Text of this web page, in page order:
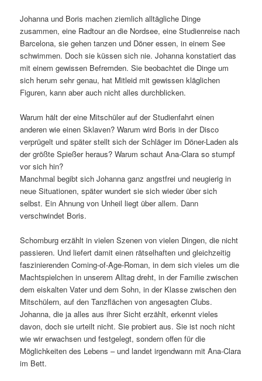
Johanna und Boris machen ziemlich alltägliche Dinge
zusammen, eine Radtour an die Nordsee, eine Studienreise nach
Barcelona, sie gehen tanzen und Döner essen, in einem See
schwimmen. Doch sie küssen sich nie. Johanna konstatiert das
mit einem gewissen Befremden. Sie beobachtet die Dinge um
sich herum sehr genau, hat Mitleid mit gewissen kläglichen
Figuren, kann aber auch nicht alles durchblicken.
Warum hält der eine Mitschüler auf der Studienfahrt einen
anderen wie einen Sklaven? Warum wird Boris in der Disco
verprügelt und später stellt sich der Schläger im Döner-Laden als
der größte Spießer heraus? Warum schaut Ana-Clara so stumpf
vor sich hin?
Manchmal begibt sich Johanna ganz angstfrei und neugierig in
neue Situationen, später wundert sie sich wieder über sich
selbst. Ein Ahnung von Unheil liegt über allem. Dann
verschwindet Boris.
Schomburg erzählt in vielen Szenen von vielen Dingen, die nicht
passieren. Und liefert damit einen rätselhaften und gleichzeitig
faszinierenden Coming-of-Age-Roman, in dem sich vieles um die
Machtspielchen in unserem Alltag dreht, in der Familie zwischen
dem eiskalten Vater und dem Sohn, in der Klasse zwischen den
Mitschülern, auf den Tanzflächen von angesagten Clubs.
Johanna, die ja alles aus ihrer Sicht erzählt, erkennt vieles
davon, doch sie urteilt nicht. Sie probiert aus. Sie ist noch nicht
wie wir erwachsen und festgelegt, sondern offen für die
Möglichkeiten des Lebens – und landet irgendwann mit Ana-Clara
im Bett.